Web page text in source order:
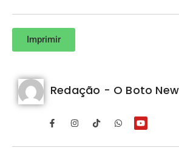
Imprimir
Redação - O Boto